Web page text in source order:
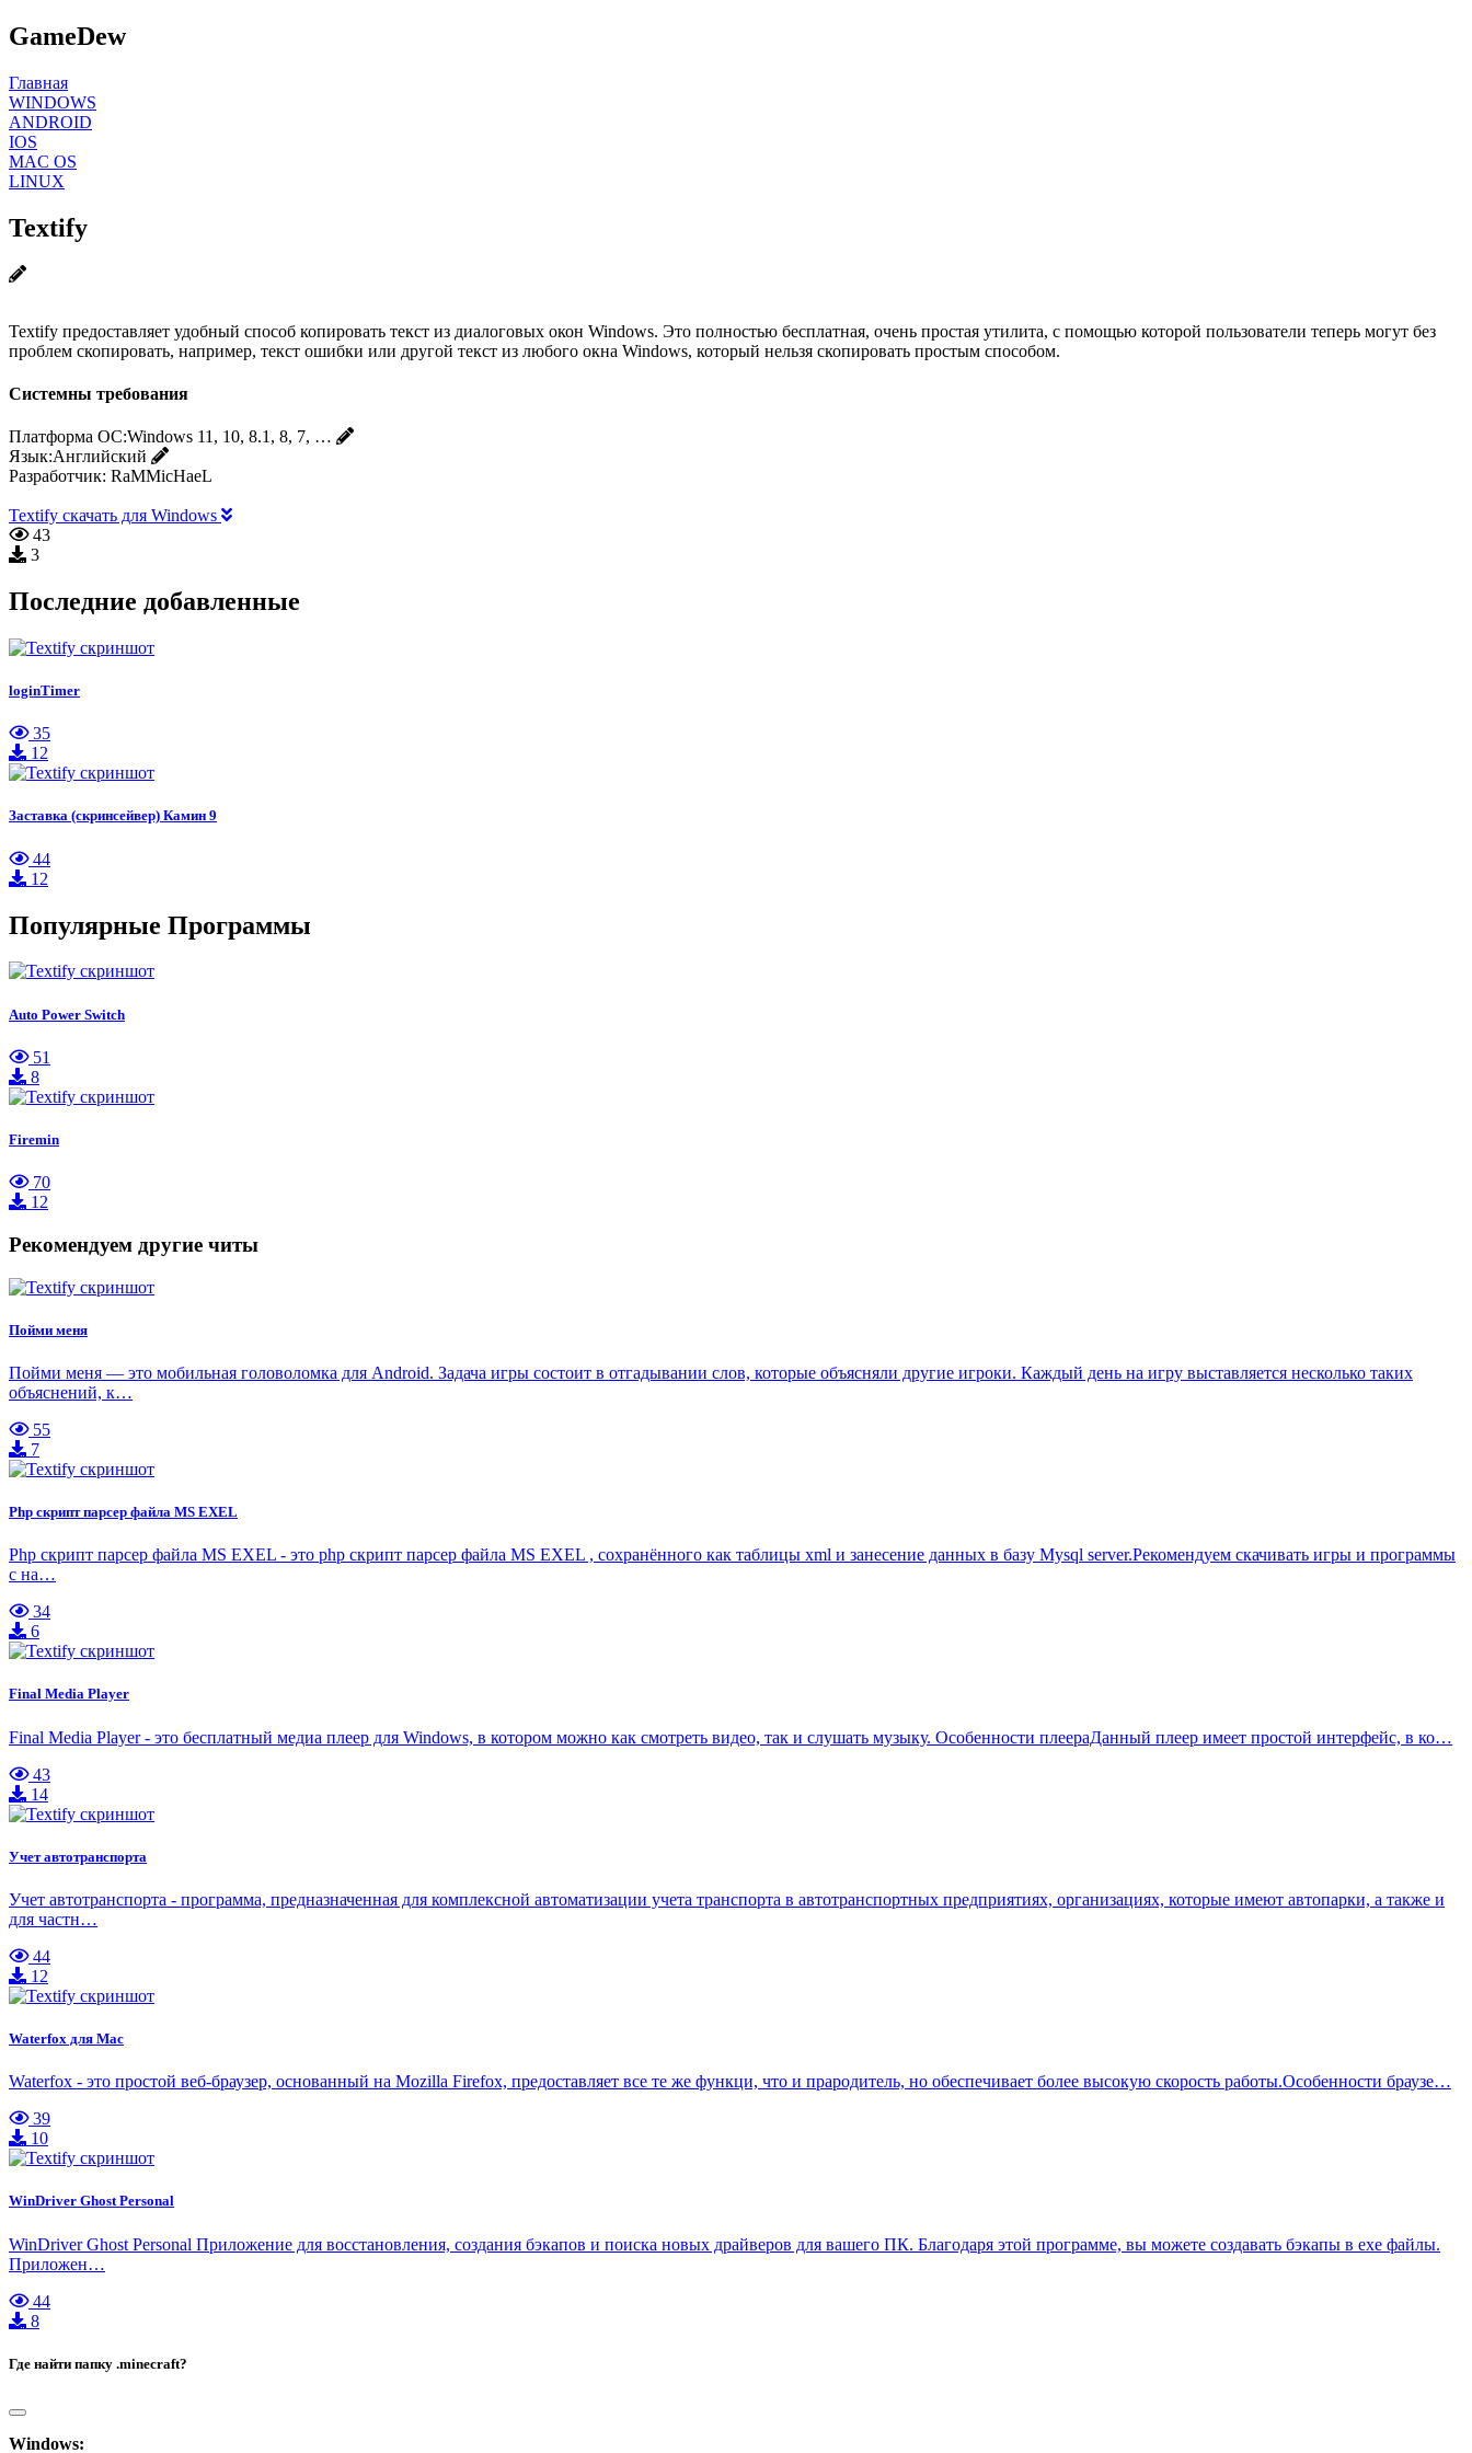
GameDew
Главная
WINDOWS
ANDROID
IOS
MAC OS
LINUX
Textify
Textify предоставляет удобный способ копировать текст из диалоговых окон Windows. Это полностью бесплатная, очень простая утилита, с помощью которой пользователи теперь могут без
проблем скопировать, например, текст ошибки или другой текст из любого окна Windows, который нельзя скопировать простым способом.
Системны требования
Платформа ОС:Windows 11, 10, 8.1, 8, 7, …
Язык:Английский
Разработчик: RaMMicHaeL
Textify скачать для Windows
43
3
Последние добавленные
loginTimer
35
12
Заставка (скринсейвер) Камин 9
44
12
Популярные Программы
Auto Power Switch
51
8
Firemin
70
12
Рекомендуем другие читы
Пойми меня
Пойми меня — это мобильная головоломка для Android. Задача игры состоит в отгадывании слов, которые объясняли другие игроки. Каждый день на игру выставляется несколько таких
объяснений, к…
55
7
Php скрипт парсер файла MS EXEL
Php скрипт парсер файла MS EXEL - это php скрипт парсер файла MS EXEL , сохранённого как таблицы xml и занесение данных в базу Mysql server.Рекомендуем скачивать игры и программы
с на…
34
6
Final Media Player
Final Media Player - это бесплатный медиа плеер для Windows, в котором можно как смотреть видео, так и слушать музыку. Особенности плеераДанный плеер имеет простой интерфейс, в ко…
43
14
Учет автотранспорта
Учет автотранспорта - программа, предназначенная для комплексной автоматизации учета транспорта в автотранспортных предприятиях, организациях, которые имеют автопарки, а также и
для частн…
44
12
Waterfox для Mac
Waterfox - это простой веб-браузер, основанный на Mozilla Firefox, предоставляет все те же функци, что и прародитель, но обеспечивает более высокую скорость работы.Особенности браузе…
39
10
WinDriver Ghost Personal
WinDriver Ghost Personal Приложение для восстановления, создания бэкапов и поиска новых драйверов для вашего ПК. Благодаря этой программе, вы можете создавать бэкапы в exe файлы.
Приложен…
44
8
Где найти папку .minecraft?
Windows: